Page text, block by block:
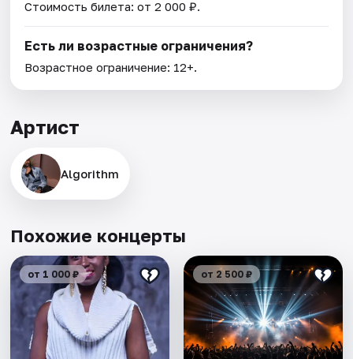
Стоимость билета: от 2 000 ₽.
Есть ли возрастные ограничения?
Возрастное ограничение: 12+.
Артист
Algorithm
Похожие концерты
от 1 000 ₽ от 2 500 ₽